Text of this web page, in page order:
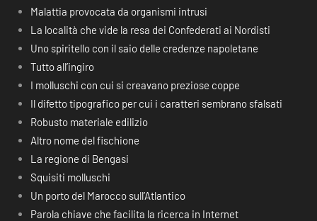
Malattia provocata da organismi intrusi
La località che vide la resa dei Confederati ai Nordisti
Uno spiritello con il saio delle credenze napoletane
Tutto all’ingiro
I molluschi con cui si creavano preziose coppe
Il difetto tipografico per cui i caratteri sembrano sfalsati
Robusto materiale edilizio
Altro nome del fischione
La regione di Bengasi
Squisiti molluschi
Un porto del Marocco sull’Atlantico
Parola chiave che facilita la ricerca in Internet